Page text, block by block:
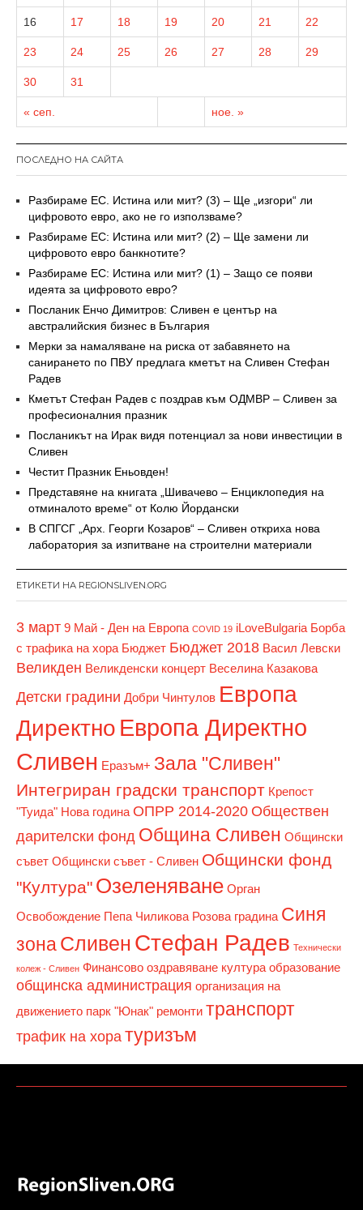
« сеп. ное. »
16 17 18 19 20 21 22
23 24 25 26 27 28 29
30 31
ПОСЛЕДНО НА САЙТА
Разбираме ЕС. Истина или мит? (3) – Ще „изгори“ ли
цифровото евро, ако не го използваме?
Разбираме ЕС: Истина или мит? (2) – Ще замени ли
цифровото евро банкнотите?
Разбираме ЕС: Истина или мит? (1) – Защо се появи
идеята за цифровото евро?
Посланик Енчо Димитров: Сливен е център на
австралийския бизнес в България
Мерки за намаляване на риска от забавянето на
санирането по ПВУ предлага кметът на Сливен Стефан
Радев
Кметът Стефан Радев с поздрав към ОДМВР – Сливен за
професионалния празник
Посланикът на Ирак видя потенциал за нови инвестиции в
Сливен
Честит Празник Еньовден!
Представяне на книгата „Шивачево – Енциклопедия на
отминалото време“ от Колю Йордански
В СПГСГ „Арх. Георги Козаров“ – Сливен откриха нова
лаборатория за изпитване на строителни материали
ЕТИКЕТИ НА REGIONSLIVEN.ORG
3 март 9 Май - Ден на Европа COVID 19 iLoveBulgaria Борба
с трафика на хора Бюджет Бюджет 2018 Васил Левски
Великден Великденски концерт Веселина Казакова
Детски градини Добри Чинтулов Европа
Директно Европа Директно
Сливен Еразъм+ Зала "Сливен"
Интегриран градски транспорт Крепост
"Туида" Нова година ОПРР 2014-2020 Обществен
дарителски фонд Община Сливен Общински
съвет Общински съвет - Сливен Общински фонд
"Култура" Озеленяване Орган
Освобождение Пепа Чиликова Розова градина Синя
зонаСливен Стефан Радев Технически
колеж - Сливен Финансово оздравяване култура образование
общинска администрация организация на
движението парк "Юнак" ремонти транспорт
трафик на хора туризъм